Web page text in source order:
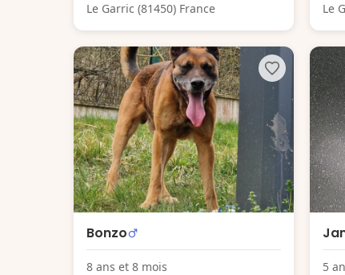
Le Garric (81450) France
Le
Bonzo
8 ans et 8 mois
5